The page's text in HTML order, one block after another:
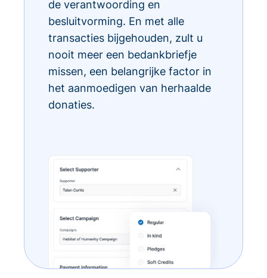
de verantwoording en
besluitvorming. En met alle
transacties bijgehouden, zult u
nooit meer een bedankbriefje
missen, een belangrijke factor in
het aanmoedigen van herhaalde
donaties.